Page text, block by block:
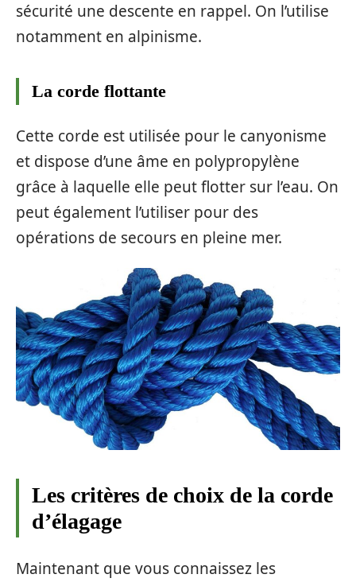
sécurité une descente en rappel. On l’utilise
notamment en alpinisme.
La corde flottante
Cette corde est utilisée pour le canyonisme
et dispose d’une âme en polypropylène
grâce à laquelle elle peut flotter sur l’eau. On
peut également l’utiliser pour des
opérations de secours en pleine mer.
Les critères de choix de la corde
d’élagage
Maintenant que vous connaissez les